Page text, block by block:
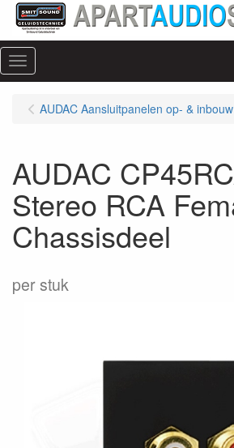
Menu
AUDAC Aansluitpanelen op- & inbouw
AUDAC
Stereo RCA
Chassisdeel
per stuk